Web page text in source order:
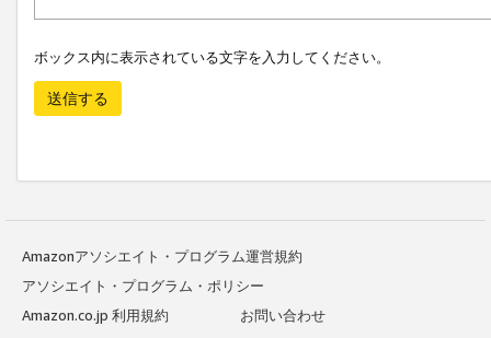
ボックス内に表示されている文字を入力してください。
送信する
Amazonアソシエイト・プログラム運営規約
アソシエイト・プログラム・ポリシー
Amazon.co.jp 利用規約
お問い合わせ